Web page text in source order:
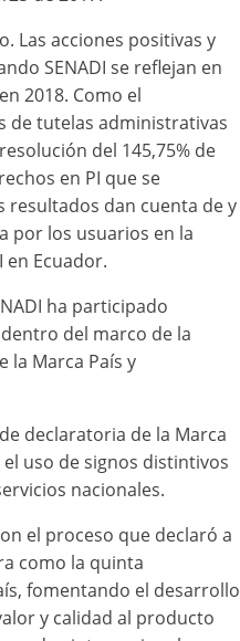
Las acciones positivas y
SENADI se reflejan en
2018. Como el
de tutelas administrativas
del 145,75% de
en PI que se
resultados dan cuenta de y
por los usuarios en la
Ecuador.
ha participado
del marco de la
la Marca País y
declaratoria de la Marca
uso de signos distintivos
nacionales.
el proceso que declaró a
como la quinta
fomentando el desarrollo
y calidad al producto